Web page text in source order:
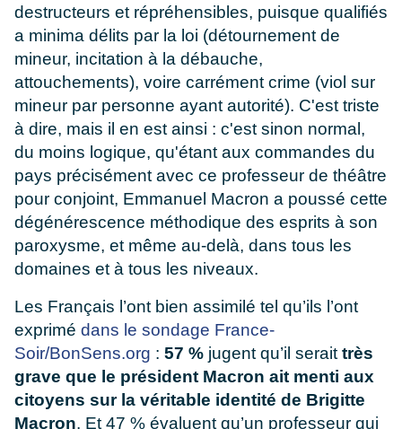
destructeurs et répréhensibles, puisque qualifiés
a minima délits par la loi (détournement de
mineur, incitation à la débauche,
attouchements), voire carrément crime (viol sur
mineur par personne ayant autorité). C'est triste
à dire, mais il en est ainsi : c'est sinon normal,
du moins logique, qu'étant aux commandes du
pays précisément avec ce professeur de théâtre
pour conjoint, Emmanuel Macron a poussé cette
dégénérescence méthodique des esprits à son
paroxysme, et même au-delà, dans tous les
domaines et à tous les niveaux.
Les Français l’ont bien assimilé tel qu’ils l’ont
exprimé dans le sondage France-
Soir/BonSens.org : 57 % jugent qu’il seraittrès
grave que le président Macron ait menti aux
citoyens sur la véritable identité de Brigitte
Macron. Et 47 % évaluent qu’un professeur qui